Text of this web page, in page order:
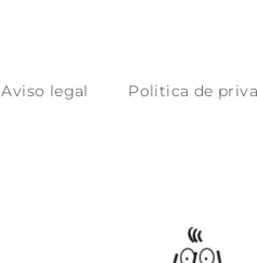
Aviso legal Politica de